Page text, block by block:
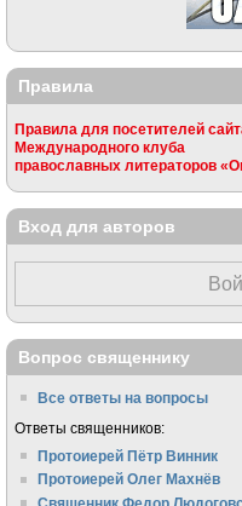
Правила
Правила для посетителей
Международного клуба
православных литераторов
Вход для авторов
Вопрос священнику
Все ответы на вопросы
Ответы священников:
Протоиерей Пётр Винник
Протоиерей Олег Махнёв
Священник Федор